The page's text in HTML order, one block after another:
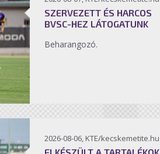
SZERVEZETT ÉS HARCOS
BVSC-HEZ LÁTOGATUNK
Beharangozó.
2026-08-06, KTE/kecskemetite.hu